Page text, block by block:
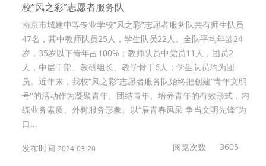
校“风之彩”志愿者服务队
南京市城建中等专业学校“风之彩”志愿者服务队共有师生队员
47名，其中教师队员25人，学生队员22人。全队平均年龄24
岁，35岁以下青年占100%；教师队员中党员11人，团员2
人，中层干部、教研组长、教学骨干6人；学生队员均为团
员。近年来，我校“风之彩”志愿者服务队始终把创建“青年文明
号”的活动作为凝聚青年、团结青年、培养青年的有效形式，内
练业务素质、外树服务形象。以“展青春风采 争当文明先锋”为
口...
发布时间 2024-03-20 阅览次数 3605